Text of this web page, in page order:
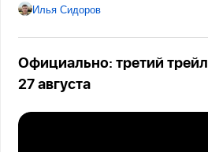
Илья Сидоров
Официально: третий
27 августа